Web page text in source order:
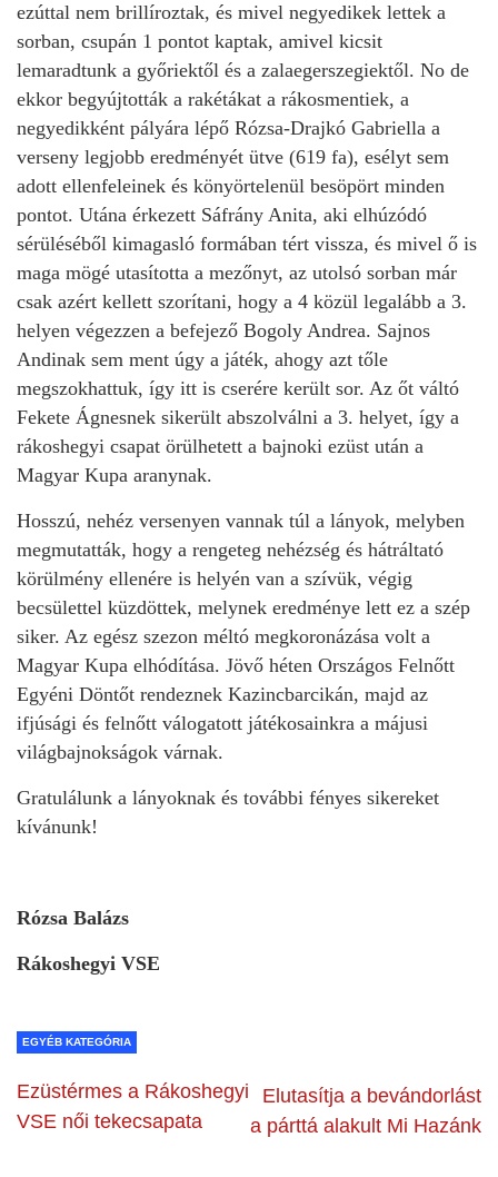
ezúttal nem brillíroztak, és mivel negyedikek lettek a
sorban, csupán 1 pontot kaptak, amivel kicsit
lemaradtunk a győriektől és a zalaegerszegiektől. No de
ekkor begyújtották a rakétákat a rákosmentiek, a
negyedikként pályára lépő Rózsa-Drajkó Gabriella a
verseny legjobb eredményét ütve (619 fa), esélyt sem
adott ellenfeleinek és könyörtelenül besöpört minden
pontot. Utána érkezett Sáfrány Anita, aki elhúzódó
sérüléséből kimagasló formában tért vissza, és mivel ő is
maga mögé utasította a mezőnyt, az utolsó sorban már
csak azért kellett szorítani, hogy a 4 közül legalább a 3.
helyen végezzen a befejező Bogoly Andrea. Sajnos
Andinak sem ment úgy a játék, ahogy azt tőle
megszokhattuk, így itt is cserére került sor. Az őt váltó
Fekete Ágnesnek sikerült abszolválni a 3. helyet, így a
rákoshegyi csapat örülhetett a bajnoki ezüst után a
Magyar Kupa aranynak.
Hosszú, nehéz versenyen vannak túl a lányok, melyben
megmutatták, hogy a rengeteg nehézség és hátráltató
körülmény ellenére is helyén van a szívük, végig
becsülettel küzdöttek, melynek eredménye lett ez a szép
siker. Az egész szezon méltó megkoronázása volt a
Magyar Kupa elhódítása. Jövő héten Országos Felnőtt
Egyéni Döntőt rendeznek Kazincbarcikán, majd az
ifjúsági és felnőtt válogatott játékosainkra a májusi
világbajnokságok várnak.
Gratulálunk a lányoknak és további fényes sikereket
kívánunk!
Rózsa Balázs
Rákoshegyi VSE
EGYÉB KATEGÓRIA
Ezüstérmes a Rákoshegyi
VSE női tekecsapata
Elutasítja a bevándorlást
a párttá alakult Mi Hazánk